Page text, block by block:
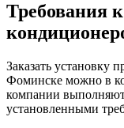
Требования
Заказать установку
Фоминске можно в
компании выполняют
установленными